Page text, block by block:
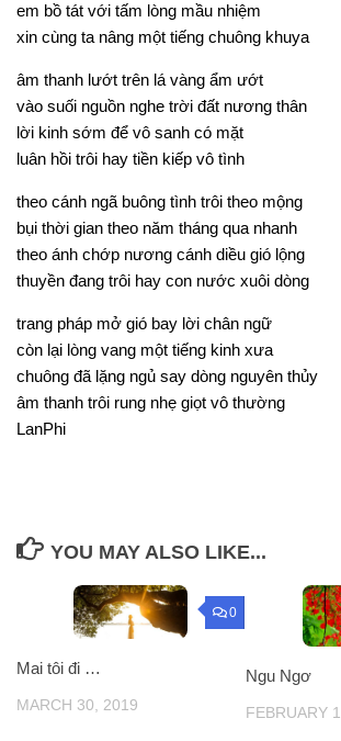
em bồ tát với tấm lòng mầu nhiệm
xin cùng ta nâng một tiếng chuông khuya
âm thanh lướt trên lá vàng ẩm ướt
vào suối nguồn nghe trời đất nương thân
lời kinh sớm để vô sanh có mặt
luân hồi trôi hay tiền kiếp vô tình
theo cánh ngã buông tình trôi theo mộng
bụi thời gian theo năm tháng qua nhanh
theo ánh chớp nương cánh diều gió lộng
thuyền đang trôi hay con nước xuôi dòng
trang pháp mở gió bay lời chân ngữ
còn lại lòng vang một tiếng kinh xưa
chuông đã lặng ngủ say dòng nguyên thủy
âm thanh trôi rung nhẹ giọt vô thường
LanPhi
YOU MAY ALSO LIKE...
0
Mai tôi đi …
MARCH 30, 2019
Ngu Ngơ
FEBRUARY